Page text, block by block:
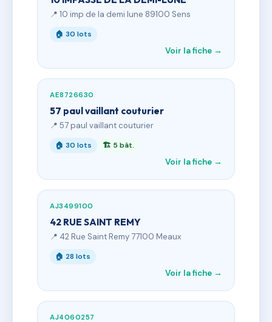
📍 10 imp de la demi lune 89100 Sens
🏠 30 lots
Voir la fiche →
AE8726630
57 paul vaillant couturier
📍 57 paul vaillant couturier
🏠 30 lots 🏗 5 bât.
Voir la fiche →
AJ3499100
42 RUE SAINT REMY
📍 42 Rue Saint Remy 77100 Meaux
🏠 28 lots
Voir la fiche →
AJ4060257